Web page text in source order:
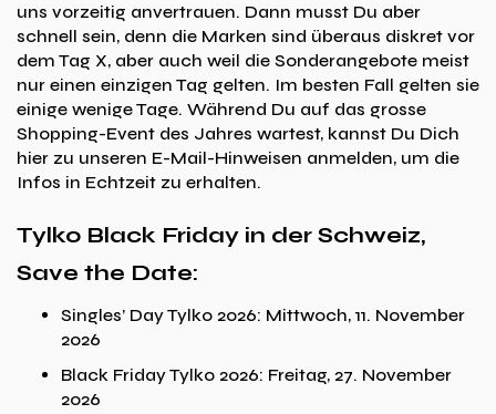
uns vorzeitig anvertrauen. Dann musst Du aber
schnell sein, denn die Marken sind überaus diskret vor
dem Tag X, aber auch weil die Sonderangebote meist
nur einen einzigen Tag gelten. Im besten Fall gelten sie
einige wenige Tage. Während Du auf das grosse
Shopping-Event des Jahres wartest, kannst Du Dich
hier zu unseren E-Mail-Hinweisen anmelden, um die
Infos in Echtzeit zu erhalten.
Tylko Black Friday in der Schweiz,
Save the Date:
Singles’ Day Tylko 2026: Mittwoch, 11. November
2026
Black Friday Tylko 2026: Freitag, 27. November
2026